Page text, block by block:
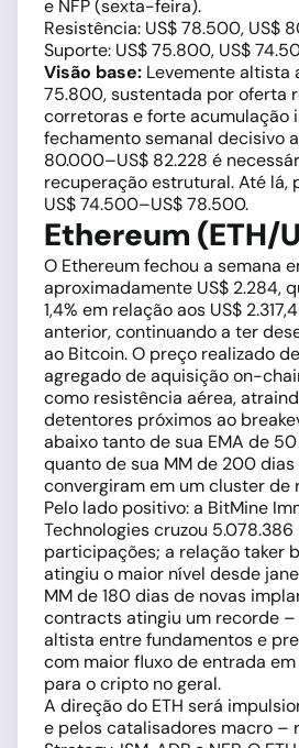
e NFP (sexta-feira).
Resistência: US$ 78.500, US$
Suporte: US$ 75.800, US$
Visão base: Levemente altista
75.800, sustentada por oferta
corretoras e forte acumulação
fechamento semanal decisivo
80.000–US$ 82.228 é
recuperação estrutural. Até lá,
US$ 74.500–US$ 78.500.
Ethereum (ETH/
O Ethereum fechou a semana
aproximadamente US$ 2.284,
1,4% em relação aos US$
anterior, continuando a ter
ao Bitcoin. O preço realizado
agregado de aquisição on-
como resistência aérea,
detentores próximos ao
abaixo tanto de sua EMA de
quanto de sua MM de 200 dias
convergiram em um cluster de
Pelo lado positivo: a BitMine
Technologies cruzou 5.078.386
participações; a relação taker
atingiu o maior nível desde
MM de 180 dias de novas
contracts atingiu um recorde
altista entre fundamentos e
com maior fluxo de entrada em
para o cripto no geral.
A direção do ETH será
e pelos catalisadores macro –